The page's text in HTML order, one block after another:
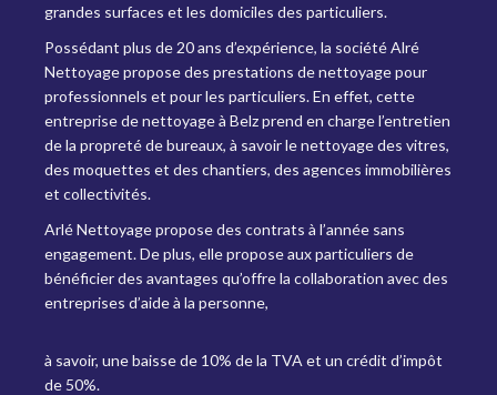
grandes surfaces et les domiciles des particuliers.
Possédant plus de 20 ans d’expérience, la société Alré
Nettoyage propose des prestations de nettoyage pour
professionnels et pour les particuliers. En effet, cette
entreprise de nettoyage à Belz prend en charge l’entretien
de la propreté de bureaux, à savoir le nettoyage des vitres,
des moquettes et des chantiers, des agences immobilières
et collectivités.
Arlé Nettoyage propose des contrats à l’année sans
engagement. De plus, elle propose aux particuliers de
bénéficier des avantages qu’offre la collaboration avec des
entreprises d’aide à la personne,
à savoir, une baisse de 10% de la TVA et un crédit d’impôt
de 50%.